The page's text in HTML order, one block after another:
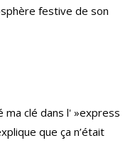
festive de son
ma clé dans l' »express
que ça n’était